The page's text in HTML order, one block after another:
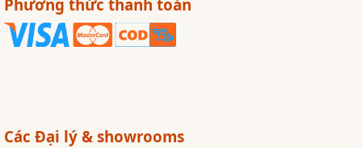
Phương thức thanh toán
Các Đại lý & showrooms